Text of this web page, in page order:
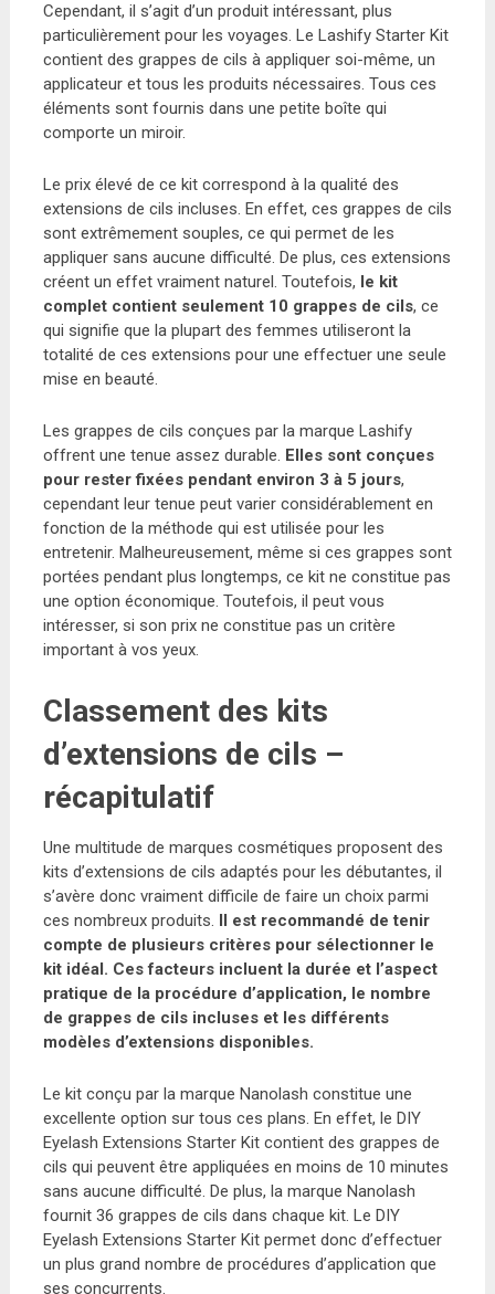
Cependant, il s’agit d’un produit intéressant, plus
particulièrement pour les voyages. Le Lashify Starter Kit
contient des grappes de cils à appliquer soi-même, un
applicateur et tous les produits nécessaires. Tous ces
éléments sont fournis dans une petite boîte qui
comporte un miroir.
Le prix élevé de ce kit correspond à la qualité des
extensions de cils incluses. En effet, ces grappes de cils
sont extrêmement souples, ce qui permet de les
appliquer sans aucune difficulté. De plus, ces extensions
créent un effet vraiment naturel. Toutefois, le kit
complet contient seulement 10 grappes de cils, ce
qui signifie que la plupart des femmes utiliseront la
totalité de ces extensions pour une effectuer une seule
mise en beauté.
Les grappes de cils conçues par la marque Lashify
offrent une tenue assez durable. Elles sont conçues
pour rester fixées pendant environ 3 à 5 jours,
cependant leur tenue peut varier considérablement en
fonction de la méthode qui est utilisée pour les
entretenir. Malheureusement, même si ces grappes sont
portées pendant plus longtemps, ce kit ne constitue pas
une option économique. Toutefois, il peut vous
intéresser, si son prix ne constitue pas un critère
important à vos yeux.
Classement des kits
d’extensions de cils –
récapitulatif
Une multitude de marques cosmétiques proposent des
kits d’extensions de cils adaptés pour les débutantes, il
s’avère donc vraiment difficile de faire un choix parmi
ces nombreux produits. Il est recommandé de tenir
compte de plusieurs critères pour sélectionner le
kit idéal. Ces facteurs incluent la durée et l’aspect
pratique de la procédure d’application, le nombre
de grappes de cils incluses et les différents
modèles d’extensions disponibles.
Le kit conçu par la marque Nanolash constitue une
excellente option sur tous ces plans. En effet, le DIY
Eyelash Extensions Starter Kit contient des grappes de
cils qui peuvent être appliquées en moins de 10 minutes
sans aucune difficulté. De plus, la marque Nanolash
fournit 36 grappes de cils dans chaque kit. Le DIY
Eyelash Extensions Starter Kit permet donc d’effectuer
un plus grand nombre de procédures d’application que
ses concurrents.